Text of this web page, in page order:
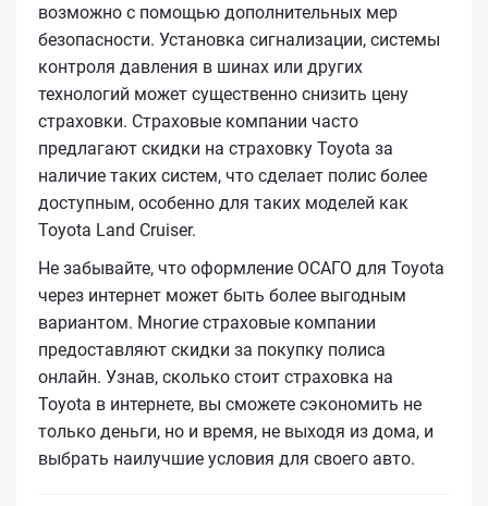
возможно с помощью дополнительных мер
безопасности. Установка сигнализации, системы
контроля давления в шинах или других
технологий может существенно снизить цену
страховки. Страховые компании часто
предлагают скидки на страховку Toyota за
наличие таких систем, что сделает полис более
доступным, особенно для таких моделей как
Toyota Land Cruiser.
Не забывайте, что оформление ОСАГО для Toyota
через интернет может быть более выгодным
вариантом. Многие страховые компании
предоставляют скидки за покупку полиса
онлайн. Узнав, сколько стоит страховка на
Toyota в интернете, вы сможете сэкономить не
только деньги, но и время, не выходя из дома, и
выбрать наилучшие условия для своего авто.